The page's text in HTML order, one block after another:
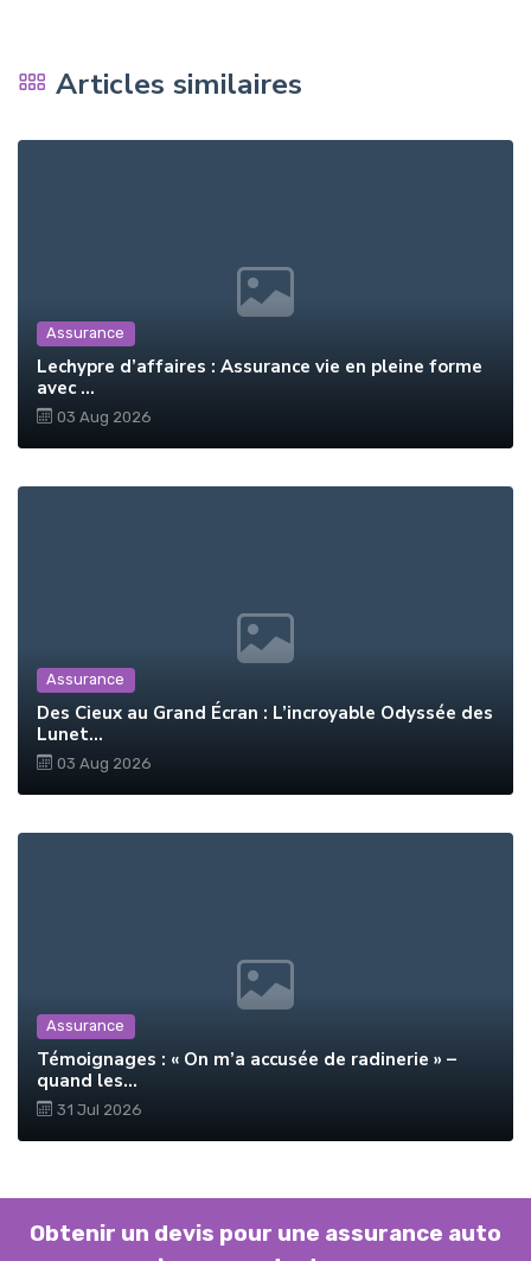
Articles similaires
Assurance
Lechypre d’affaires : Assurance vie en pleine forme
avec ...
03 Aug 2026
Assurance
Des Cieux au Grand Écran : L’incroyable Odyssée des
Lunet...
03 Aug 2026
Assurance
Témoignages : « On m’a accusée de radinerie » –
quand les...
31 Jul 2026
Obtenir un devis pour une assurance auto